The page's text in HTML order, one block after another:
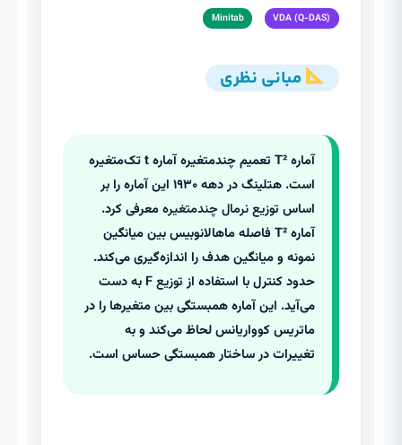
VDA (Q-DAS)
Minitab
مبانی نظری
آماره T² تعمیم چندمتغیره آماره t تک‌متغیره
است. هتلینگ در دهه ۱۹۳۰ این آماره را بر
اساس توزیع نرمال چندمتغیرهمعرفی کرد.
آماره T² فاصله ماهالانوبیس بین میانگین
نمونه و میانگین هدف را اندازه‌گیری می‌کند.
حدود کنترل با استفاده ازتوزیع F به دست
می‌آید. این آماره همبستگی بین متغیرها را در
ماتریس کوواریانس لحاظ می‌کند و به
تغییرات در ساختار همبستگی حساس است.